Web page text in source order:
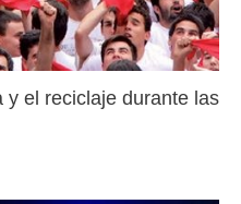
y el reciclaje durante las